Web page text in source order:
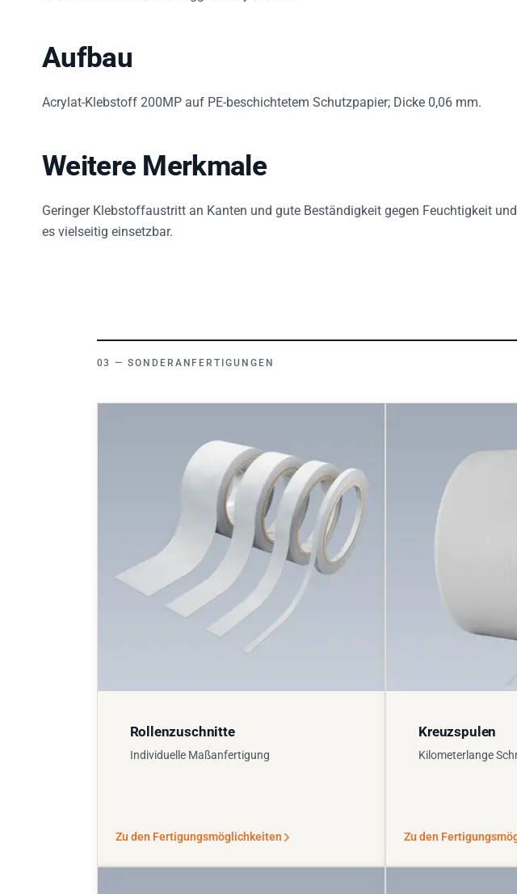
Aufbau
Acrylat-Klebstoff 200MP auf PE-beschichtetem Schutzpapier; Dicke 0,06 mm.
Weitere Merkmale
Geringer Klebstoffaustritt an Kanten und gute Beständigkeit gegen Feuchtigkeit
es vielseitig einsetzbar.
SONDERANFERTIGUNGEN
Rollenzuschnitte
Individuelle Maßanfertigung
Zu den Fertigungsmöglichkeiten
Kreuzspulen
Kilometerlange
Zu den